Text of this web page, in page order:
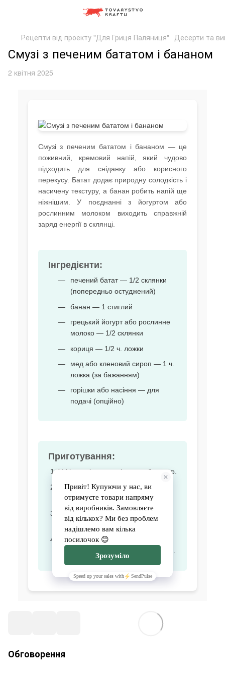
Рецепти від проекту "Для Гриця Паляниця" Десерти та
Смузі з печеним бататом і бананом
2 квітня 2025
Смузі з печеним бататом і бананом — це
поживний, кремовий напій, який чудово
підходить для сніданку або корисного
перекусу. Батат додає природну солодкість і
насичену текстуру, а банан робить напій ще
ніжнішим. У поєднанні з йогуртом або
рослинним молоком виходить справжній
заряд енергії в склянці.
Інгредієнти:
печений батат — 1/2 склянки
(попередньо остуджений)
банан — 1 стиглий
грецький йогурт або рослинне
молоко — 1/2 склянки
кориця — 1/2 ч. ложки
мед або кленовий сироп — 1 ч.
ложка (за бажанням)
горішки або насіння — для
подачі (опційно)
Приготування:
Усі інгредієнти помістити в блендер.
Збити до однорідної кремової
консистенції.
Спробувати на солодкість, додати
мед за потреби.
Подавати охолодженим, можна
прикрасити горішками чи насінням.
Обговорення